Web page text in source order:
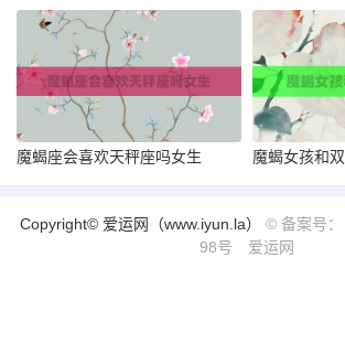
魔蝎座会喜欢天秤座吗女生 魔蝎女孩和
Copyright© 爱运网（www.iyun.la） © 备案号
98号
爱运网